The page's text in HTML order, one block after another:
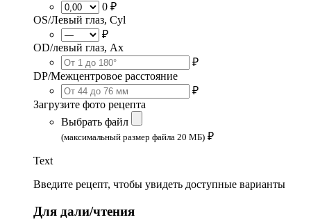
0 ₽
OS/Левый глаз, Cyl
₽
OD/левый глаз, Ax
₽
DP/Межцентровое расстояние
₽
Загрузите фото рецепта
Выбрать файл
(максимальный размер файла 20 МБ) ₽
Text
Введите рецепт, чтобы увидеть доступные варианты
Для дали/чтения